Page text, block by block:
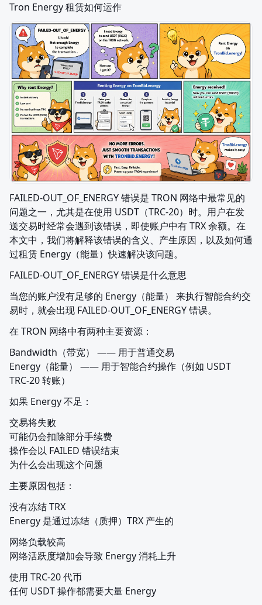
Tron Energy 租赁如何运作
FAILED-OUT_OF_ENERGY 错误是 TRON 网络中最常见的
问题之一，尤其是在使用 USDT（TRC-20）时。用户在发
送交易时经常会遇到该错误，即使账户中有 TRX 余额。在
本文中，我们将解释该错误的含义、产生原因，以及如何通
过租赁 Energy（能量）快速解决该问题。
FAILED-OUT_OF_ENERGY 错误是什么意思
当您的账户没有足够的 Energy（能量） 来执行智能合约交
易时，就会出现 FAILED-OUT_OF_ENERGY 错误。
在 TRON 网络中有两种主要资源：
Bandwidth（带宽） —— 用于普通交易
Energy（能量） —— 用于智能合约操作（例如 USDT
TRC-20 转账）
如果 Energy 不足：
交易将失败
可能仍会扣除部分手续费
操作会以 FAILED 错误结束
为什么会出现这个问题
主要原因包括：
没有冻结 TRX
Energy 是通过冻结（质押）TRX 产生的
网络负载较高
网络活跃度增加会导致 Energy 消耗上升
使用 TRC-20 代币
任何 USDT 操作都需要大量 Energy